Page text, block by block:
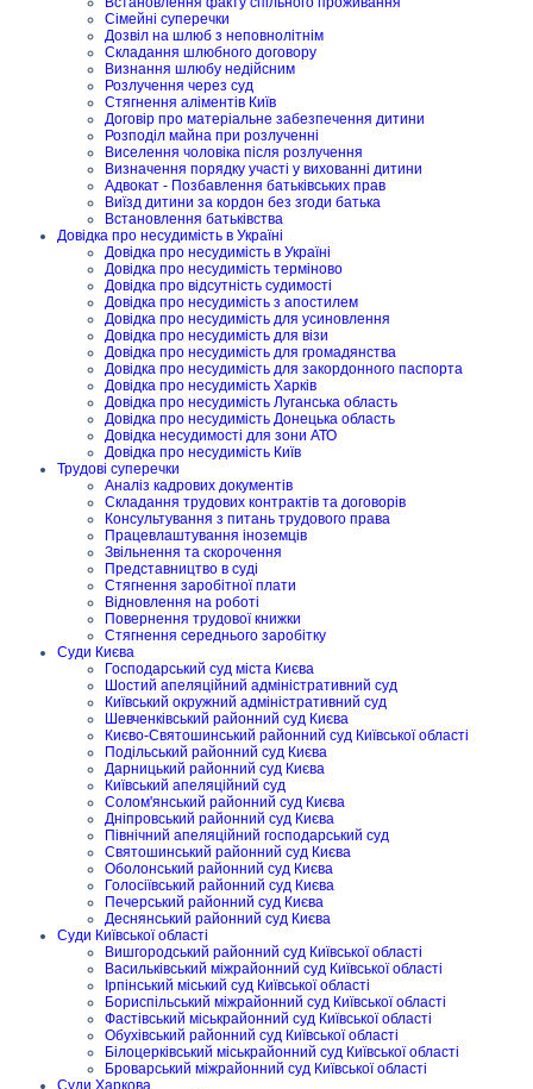
Сімейні суперечки
Дозвіл на шлюб з неповнолітнім
Складання шлюбного договору
Визнання шлюбу недійсним
Розлучення через суд
Стягнення аліментів Київ
Договір про матеріальне забезпечення дитини
Розподіл майна при розлученні
Виселення чоловіка після розлучення
Визначення порядку участі у вихованні дитини
Адвокат - Позбавлення батьківських прав
Виїзд дитини за кордон без згоди батька
Встановлення батьківства
Довідка про несудимість в Україні
Довідка про несудимість в Україні
Довідка про несудимість терміново
Довідка про відсутність судимості
Довідка про несудимість з апостилем
Довідка про несудимість для усиновлення
Довідка про несудимість для візи
Довідка про несудимість для громадянства
Довідка про несудимість для закордонного паспорта
Довідка про несудимість Харків
Довідка про несудимість Луганська область
Довідка про несудимість Донецька область
Довідка несудимості для зони АТО
Довідка про несудимість Київ
Трудові суперечки
Аналіз кадрових документів
Складання трудових контрактів та договорів
Консультування з питань трудового права
Працевлаштування іноземців
Звільнення та скорочення
Представництво в суді
Стягнення заробітної плати
Відновлення на роботі
Повернення трудової книжки
Стягнення середнього заробітку
Суди Києва
Господарський суд міста Києва
Шостий апеляційний адміністративний суд
Київський окружний адміністративний суд
Шевченківський районний суд Києва
Києво-Святошинський районний суд Київської області
Подільський районний суд Києва
Дарницький районний суд Києва
Київський апеляційний суд
Солом'янський районний суд Києва
Дніпровський районний суд Києва
Північний апеляційний господарський суд
Святошинський районний суд Києва
Оболонський районний суд Києва
Голосіївський районний суд Києва
Печерський районний суд Києва
Деснянський районний суд Києва
Суди Київської області
Вишгородський районний суд Київської області
Васильківський міжрайонний суд Київської області
Ірпінський міський суд Київської області
Бориспільський міжрайонний суд Київської області
Фастівський міськрайонний суд Київської області
Обухівський районний суд Київської області
Білоцерківський міськрайонний суд Київської області
Броварський міжрайонний суд Київської області
Суди Харкова